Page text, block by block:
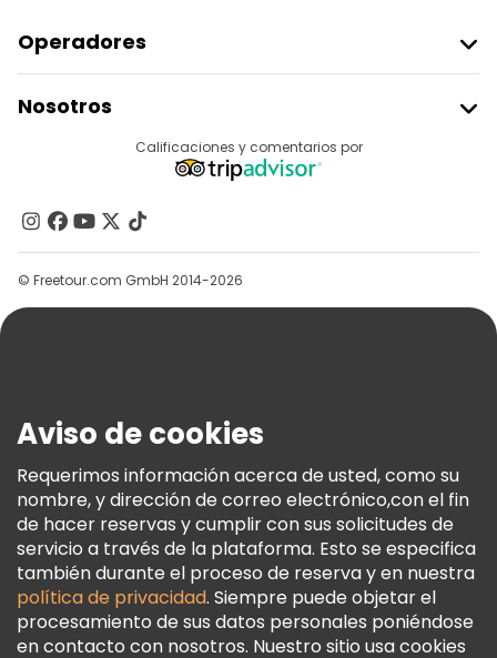
Operadores
Acceder Como Proveedor
Programa De Afiliados
Nosotros
Contacto
Grupos
Ayuda
Términos E Información Legal
Política De Cookies
Freetour Premios
Programa De Fidelidad
Calificaciones y comentarios por
© Freetour.com GmbH 2014-2026
Aviso de cookies
Requerimos información acerca de usted, como su
nombre, y dirección de correo electrónico,con el fin
de hacer reservas y cumplir con sus solicitudes de
servicio a través de la plataforma. Esto se especifica
también durante el proceso de reserva y en nuestra
política de privacidad. Siempre puede objetar el
procesamiento de sus datos personales poniéndose
en contacto con nosotros. Nuestro sitio usa cookies